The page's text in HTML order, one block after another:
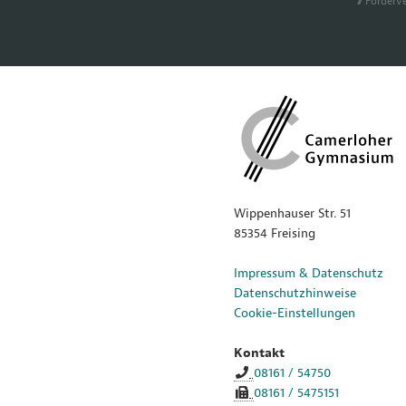
Wippenhauser Str. 51
85354 Freising
Impressum & Datenschutz
Datenschutzhinweise
Cookie-Einstellungen
Kontakt
08161 / 54750
08161 / 5475151